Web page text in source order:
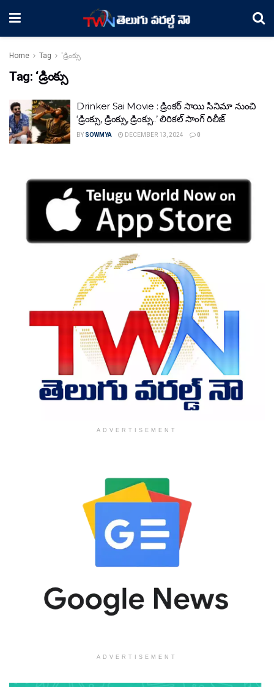
Home Tag 'డ్రింక్సు
Tag: ‘డ్రింక్సు
Drinker Sai Movie : డ్రింకర్ సాయి సినిమా నుంచి
‘డ్రింక్సు, డ్రింక్సు, డ్రింక్సు..’ లిరికల్ సాంగ్ రిలీజ్
BY SOWMYA DECEMBER 13, 2024 0
ADVERTISEMENT
ADVERTISEMENT